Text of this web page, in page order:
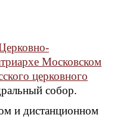
Московском
церковного
собор.
и дистанционном